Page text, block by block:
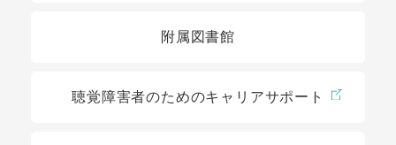
附属図書館
聴覚障害者のためのキャリアサポート